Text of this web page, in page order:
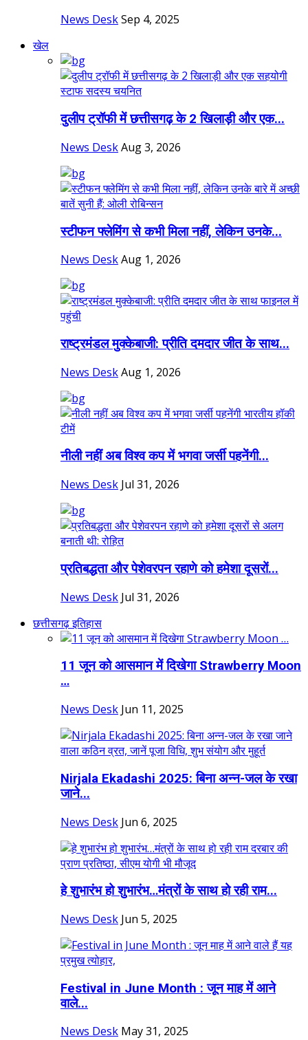
News DeskSep 4, 2025
खेल
दुलीप ट्रॉफी में छत्तीसगढ़ के 2 खिलाड़ी और एक...
News DeskAug 3, 2026
स्टीफन फ्लेमिंग से कभी मिला नहीं, लेकिन उनके...
News DeskAug 1, 2026
राष्ट्रमंडल मुक्केबाजी: प्रीति दमदार जीत के साथ...
News DeskAug 1, 2026
नीली नहीं अब विश्व कप में भगवा जर्सी पहनेंगी...
News Desk Jul 31, 2026
प्रतिबद्धता और पेशेवरपन रहाणे को हमेशा दूसरों...
News Desk Jul 31, 2026
छत्तीसगढ़ इतिहास
11 जून को आसमान में दिखेगा Strawberry Moon
…
News Desk Jun 11, 2025
Nirjala Ekadashi 2025: बिना अन्न-जल के रखा
जाने...
News Desk Jun 6, 2025
हे शुभारंभ हो शुभारंभ…मंत्रों के साथ हो रही राम...
News Desk Jun 5, 2025
Festival in June Month : जून माह में आने
वाले...
News Desk May 31, 2025